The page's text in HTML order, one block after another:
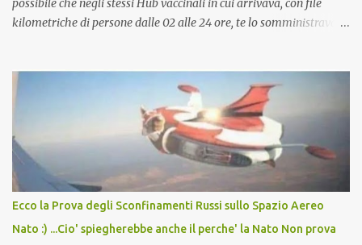
possibile che negli stessi Hub vaccinali in cui arrivava, con file
kilometriche di persone dalle 02 alle 24 ore, te lo somministravano
Vaccino come: l' Amaro del Capo, era "spettacolare Ghiacciato, ma
andava bene anche, a Temperatura Ambiente"! Riproponiamo
l'articolo per NON Dimenticare!
Ecco la Prova degli Sconfinamenti Russi sullo Spazio Aereo
Nato :) ...Cio' spiegherebbe anche il perche' la Nato Non prova